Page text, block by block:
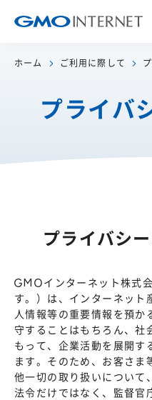
トップメッセージ
サービス
IRライブラリー
株式・格付情報
株主総会
IRカレンダー
よくあるご質問
採用情報
働く環境を知る
仕事を知る
会社を知る
人を知る
ホーム ご利用に際して
プライバ
プライバシ
GMOインターネット株式
す。）は、インターネット
人情報等の重要情報を預か
守することはもちろん、社
もって、企業活動を展開す
ます。そのため、お客さま
他一切の取り扱いについて
法令だけではなく、監督官